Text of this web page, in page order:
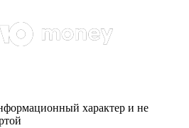
характер и не